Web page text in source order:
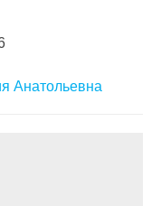
Анатольевна